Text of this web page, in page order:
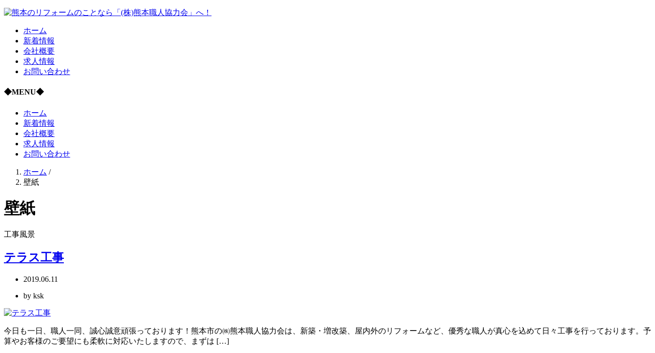
ホーム
新着情報
会社概要
求人情報
お問い合わせ
◆MENU◆
ホーム
新着情報
会社概要
求人情報
お問い合わせ
ホーム /
壁紙
壁紙
工事風景
テラス工事
2019.06.11
by ksk
今日も一日、職人一同、誠心誠意頑張っております！熊本市の㈱熊本職人協力会は、新築・増改築、屋内外のリフォームなど、優秀な職人が真心を込めて日々工事を行っております。予
算やお客様のご要望にも柔軟に対応いたしますので、まずは […]